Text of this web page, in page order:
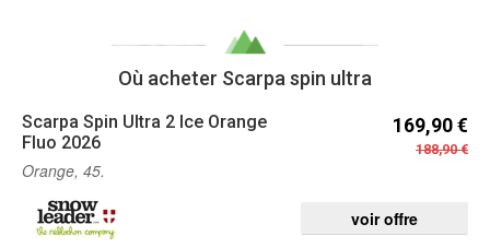
Où acheter Scarpa spin ultra
Scarpa Spin Ultra 2 Ice Orange
Fluo 2026
169,90 €
188,90 €
Orange, 45.
voir offre